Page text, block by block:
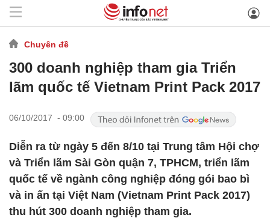
Chuyên đề
300 doanh nghiệp tham gia Triển
lãm quốc tế Vietnam Print Pack 2017
06/10/2017 - 09:00
​Diễn ra từ ngày 5 đến 8/10 tại Trung tâm Hội chợ
và Triển lãm Sài Gòn quận 7, TPHCM, triển lãm
quốc tế về ngành công nghiệp đóng gói bao bì
và in ấn tại Việt Nam (Vietnam Print Pack 2017)
thu hút 300 doanh nghiệp tham gia.